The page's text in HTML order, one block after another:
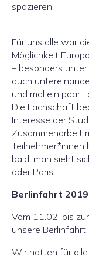
spazieren.
Für uns alle war
Möglichkeit
– besonders
auch
und mal ein paar
Die Fachschaft
Interesse der
Zusammenarbeit
Teilnehmer*innen
bald, man sieht
oder Paris!
Berlinfahrt 2019
Vom 11.02. bis
unsere
Wir hatten für